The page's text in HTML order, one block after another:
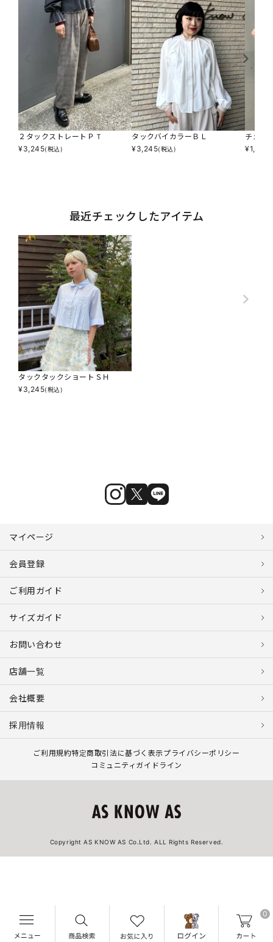
0
２タックストレートＰＴ
¥3,245(税込)
タックバイカラーＢＬ
¥3,245(税込)
チェッ
¥1,595
最近チェックしたアイテム
タックタックショートＳＨ
¥3,245(税込)
マイページ
会員登録
ご利用ガイド
サイズガイド
お問い合わせ
店舗一覧
会社概要
採用情報
ご利用規約特定商取引法に基づく表示プライバシーポリシー
コミュニティガイドライン
Copyright AS KNOW AS Co.Ltd. ALL Rights Reserved.